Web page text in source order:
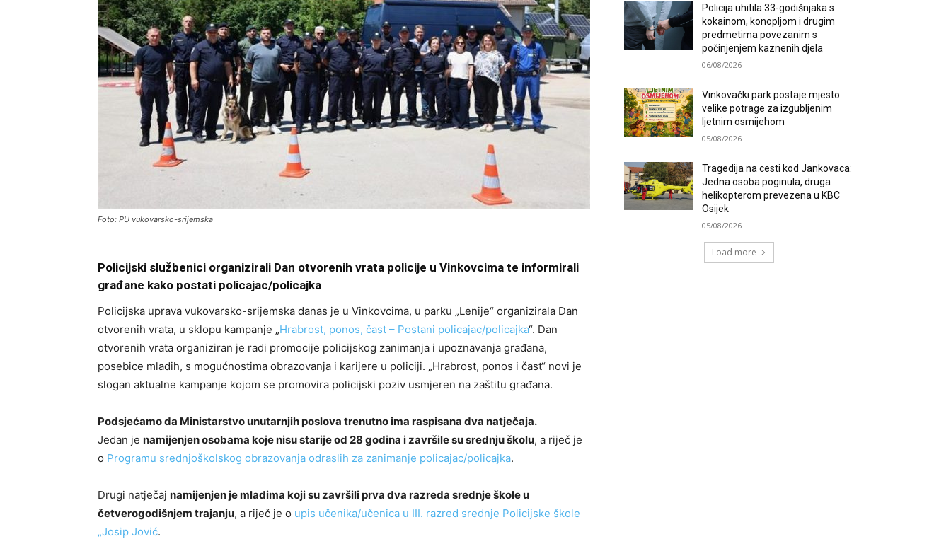
Foto: PU vukovarsko-srijemska
Policijski službenici organizirali Dan otvorenih vrata policije u Vinkovcima te informirali
građane kako postati policajac/policajka
Policijska uprava vukovarsko-srijemska danas je u Vinkovcima, u parku „Lenije“ organizirala Dan
otvorenih vrata, u sklopu kampanje „Hrabrost, ponos, čast – Postani policajac/policajka“. Dan
otvorenih vrata organiziran je radi promocije policijskog zanimanja i upoznavanja građana,
posebice mladih, s mogućnostima obrazovanja i karijere u policiji. „Hrabrost, ponos i čast“ novi je
slogan aktualne kampanje kojom se promovira policijski poziv usmjeren na zaštitu građana.
Podsjećamo da Ministarstvo unutarnjih poslova trenutno ima raspisana dva natječaja.
Jedan je namijenjen osobama koje nisu starije od 28 godina i završile su srednju školu, a riječ je
o Programu srednjoškolskog obrazovanja odraslih za zanimanje policajac/policajka.
Drugi natječaj namijenjen je mladima koji su završili prva dva razreda srednje škole u
četverogodišnjem trajanju, a riječ je o upis učenika/učenica u III. razred srednje Policijske škole
„Josip Jović.
Policija uhitila 33-godišnjaka s
kokainom, konopljom i drugim
predmetima povezanim s
počinjenjem kaznenih djela
06/08/2026
Vinkovački park postaje mjesto
velike potrage za izgubljenim
ljetnim osmijehom
05/08/2026
Tragedija na cesti kod Jankovaca:
Jedna osoba poginula, druga
helikopterom prevezena u KBC
Osijek
05/08/2026
Load more